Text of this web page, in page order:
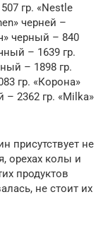
гр. «Nestle
черней –
черный – 840
– 1639 гр.
– 1898 гр.
гр. «Корона»
2362 гр. «Milka»
присутствует не
орехах колы и
продуктов
не стоит их